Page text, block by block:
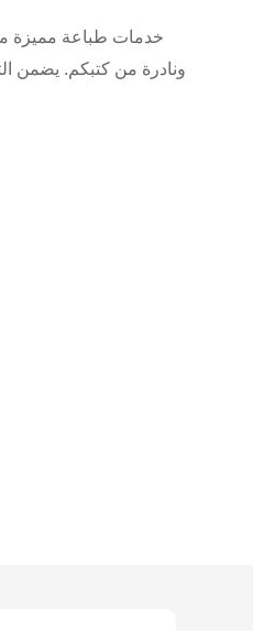
ونادرة من كتبكم. يضمن